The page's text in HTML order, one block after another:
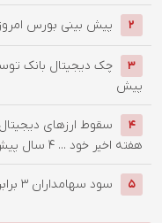
2 پیش بینی بورس امروز ۱۹ مهر ۱۴۰۲
3 چک دیجیتال بانک
پیش
4
سقوط ارزهای
هفته اخیر خود ... 4 سال پیش
5 سود سهامداران 3 برابر صاحبان دلار!